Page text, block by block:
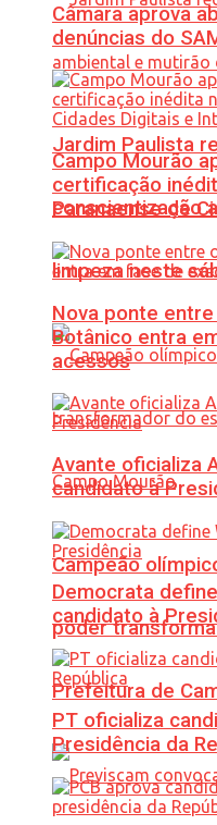
Jardim Paulista
conscientização
limpeza neste
Campeão
poder
Prefeitura de
Câmara aprova
denúncias do
Campo Mourão
certificação
Paranaense de
Nova ponte
Botânico entra
acessos
Avante oficializa
candidato à
Democrata
candidato à
PT oficializa
Presidência da